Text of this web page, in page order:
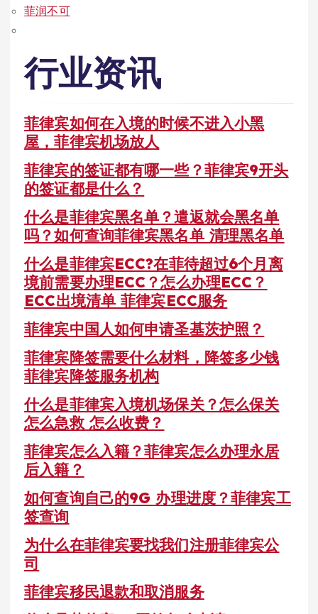
菲润不可
行业资讯
菲律宾如何在入境的时候不进入小黑
屋，菲律宾机场放人
菲律宾的签证都有哪一些？菲律宾9开头
的签证都是什么？
什么是菲律宾黑名单？遣返就会黑名单
吗？如何查询菲律宾黑名单 清理黑名单
什么是菲律宾ECC?在菲待超过6个月离
境前需要办理ECC？怎么办理ECC？
ECC出境清单 菲律宾ECC服务
菲律宾中国人如何申请圣基茨护照？
菲律宾降签需要什么材料，降签多少钱
菲律宾降签服务机构
什么是菲律宾入境机场保关？怎么保关
怎么急救 怎么收费？
菲律宾怎么入籍？菲律宾怎么办理永居
后入籍？
如何查询自己的9G 办理进度？菲律宾工
签查询
为什么在菲律宾要找我们注册菲律宾公
司
菲律宾移民退款和取消服务